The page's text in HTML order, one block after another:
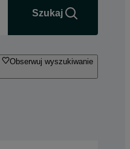
Szukaj
Obserwuj wyszukiwanie